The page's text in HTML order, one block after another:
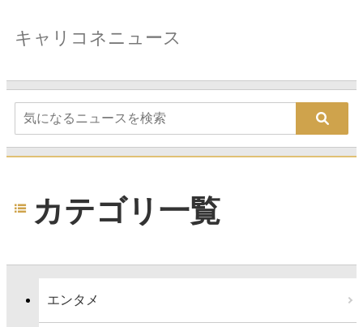
キャリコネニュース
カテゴリ一覧
エンタメ